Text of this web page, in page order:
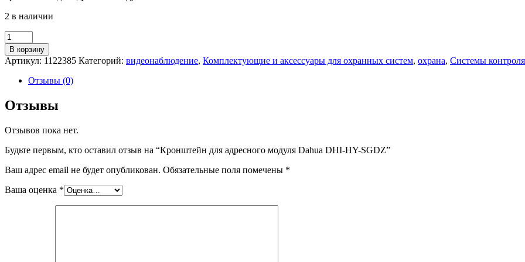
2 в наличии
Количество
товара
Кронштейн
для
адресного
модуля
Dahua
DHI-
SGDZ
В корзину
Артикул: 1122385 Категорий: видеонаблюдение, Комплектующие и аксессуары для охранных систем, охрана, Системы
Отзывы (0)
Отзывы
Отзывов пока нет.
Будьте первым, кто оставил отзыв на “Кронштейн для адресного модуля Dahua DHI-HY-SGDZ”
Ваш адрес email не будет опубликован. Обязательные поля помечены *
Ваша оценка *